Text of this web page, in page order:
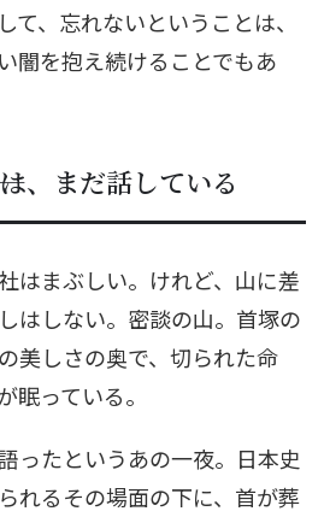
て、忘れないということは、
闇を抱え続けることでもあ
は、まだ話している
はまぶしい。けれど、山に差
はしない。密談の山。首塚の
美しさの奥で、切られた命
眠っている。
ったというあの一夜。日本史
れるその場面の下に、首が葬